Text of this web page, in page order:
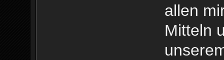
allen
Mitteln